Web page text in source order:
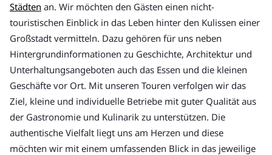
Städten an. Wir möchten den Gästen einen nicht-
touristischen Einblick in das Leben hinter den Kulissen einer
Großstadt vermitteln. Dazu gehören für uns neben
Hintergrundinformationen zu Geschichte, Architektur und
Unterhaltungsangeboten auch das Essen und die kleinen
Geschäfte vor Ort. Mit unseren Touren verfolgen wir das
Ziel, kleine und individuelle Betriebe mit guter Qualität aus
der Gastronomie und Kulinarik zu unterstützen. Die
authentische Vielfalt liegt uns am Herzen und diese
möchten wir mit einem umfassenden Blick in das jeweilige